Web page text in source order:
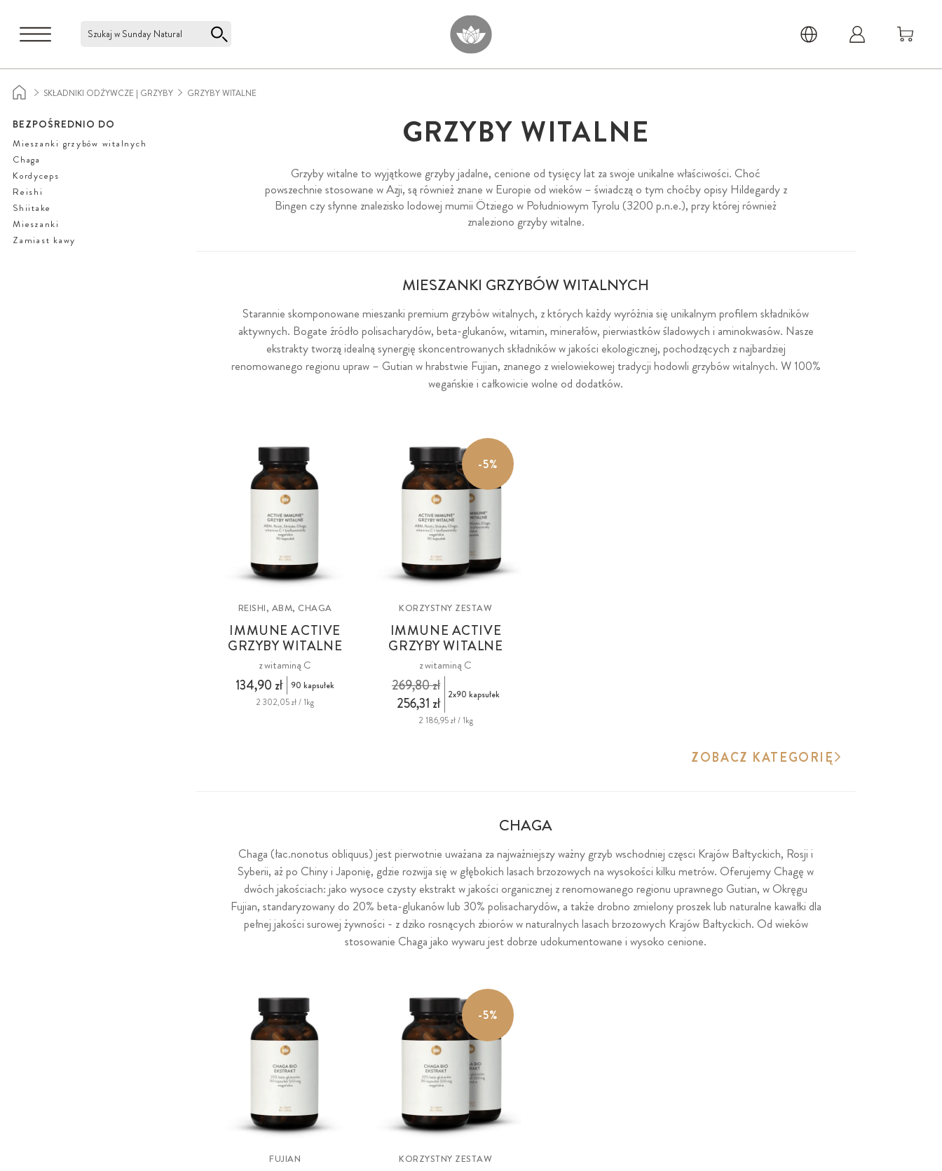
Szukaj w Sunday Natural
SKŁADNIKI ODŻYWCZE | GRZYBY GRZYBY WITALNE
GRZYBY WITALNE
Grzyby witalne to wyjątkowe grzyby jadalne, cenione od tysięcy lat za swoje unikalne właściwości. Choć
powszechnie stosowane w Azji, są również znane w Europie od wieków – świadczą o tym choćby opisy Hildegardy z
Bingen czy słynne znalezisko lodowej mumii Ötziego w Południowym Tyrolu (3200 p.n.e.), przy której również
znaleziono grzyby witalne.
MIESZANKI GRZYBÓW WITALNYCH
Starannie skomponowane mieszanki premium grzybów witalnych, z których każdy wyróżnia się unikalnym profilem składników
aktywnych. Bogate źródło polisacharydów, beta-glukanów, witamin, minerałów, pierwiastków śladowych i aminokwasów. Nasze
ekstrakty tworzą idealną synergię skoncentrowanych składników w jakości ekologicznej, pochodzących z najbardziej
renomowanego regionu upraw – Gutian w hrabstwie Fujian, znanego z wielowiekowej tradycji hodowli grzybów witalnych. W 100%
wegańskie i całkowicie wolne od dodatków.
REISHI, ABM, CHAGA
IMMUNE ACTIVE
GRZYBY WITALNE
z witaminą C
134,90 zł
90 kapsułek
2 302,05 zł / 1kg
-5%
KORZYSTNY ZESTAW
IMMUNE ACTIVE
GRZYBY WITALNE
z witaminą C
256,31 zł
269,80 zł 2x90 kapsułek
2 186,95 zł / 1kg
ZOBACZ KATEGORIĘ
CHAGA
Chaga (łac.nonotus obliquus) jest pierwotnie uważana za najważniejszy ważny grzyb wschodniej częsci Krajów Bałtyckich, Rosji i
Syberii, aż po Chiny i Japonię, gdzie rozwija się w głębokich lasach brzozowych na wysokości kilku metrów. Oferujemy Chagę w
dwóch jakościach: jako wysoce czysty ekstrakt w jakości organicznej z renomowanego regionu uprawnego Gutian, w Okręgu
Fujian, standaryzowany do 20% beta-glukanów lub 30% polisacharydów, a także drobno zmielony proszek lub naturalne kawałki dla
pełnej jakości surowej żywności - z dziko rosnących zbiorów w naturalnych lasach brzozowych Krajów Bałtyckich. Od wieków
stosowanie Chaga jako wywaru jest dobrze udokumentowane i wysoko cenione.
FUJIAN
-5%
KORZYSTNY ZESTAW
BEZPOŚREDNIO DO
Mieszanki grzybów witalnych
Chaga
Kordyceps
Reishi
Shiitake
Mieszanki
Zamiast kawy